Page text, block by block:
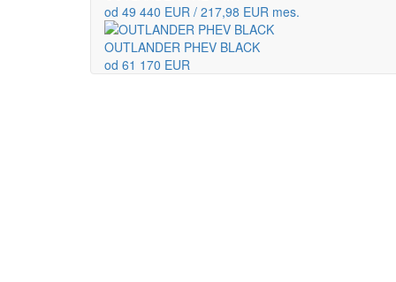
od 49 440 EUR / 217,98 EUR mes.
OUTLANDER PHEV BLACK
od 61 170 EUR